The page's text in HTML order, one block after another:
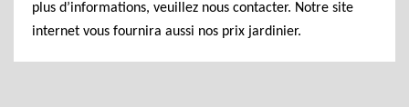
plus d’informations, veuillez nous contacter. Notre site
internet vous fournira aussi nos prix jardinier.